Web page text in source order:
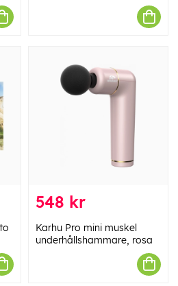
548 kr
Karhu Pro mini muskel
underhållshammare, rosa